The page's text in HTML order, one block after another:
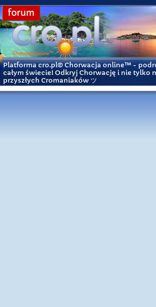
forum
Platforma cro.pl© Chorwacja online™ -
całym świecie! Odkryj Chorwację i nie tylko
przyszłych Cromaniaków ツ